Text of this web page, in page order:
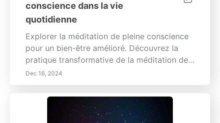
conscience dans la vie
quotidienne
Explorer la méditation de pleine conscience
pour un bien-être amélioré. Découvrez la
pratique transformative de la méditation de
pleine conscience et ses profondes
bénéfices sur la santé mentale et physique.
Ce guide complet approfondit les principes
de la pleine conscience, offrant des aperçus
sur la manière dont être présent peut réduire
Dec 16, 2024